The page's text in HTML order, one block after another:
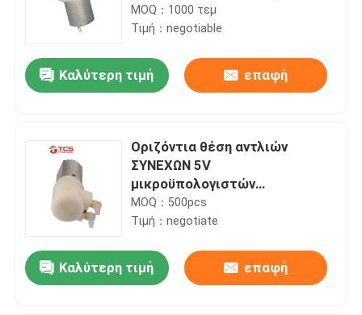
300ml για τον καθαρισμό του
σταθμού βάσης ρομπότ
MOQ：1000 τεμ
Τιμή：negotiable
Καλύτερη τιμή επαφή
Οριζόντια θέση αντλιών
ΣΥΝΕΧΩΝ 5V
μικροϋπολογιστών
περισταλτική για το όργανο
ομορφιάς
MOQ：500pcs
Τιμή：negotiate
Καλύτερη τιμή επαφή